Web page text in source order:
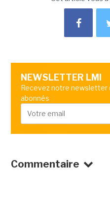
NEWSLETTER LMI
Recevez notre
abonnés
Commentaire